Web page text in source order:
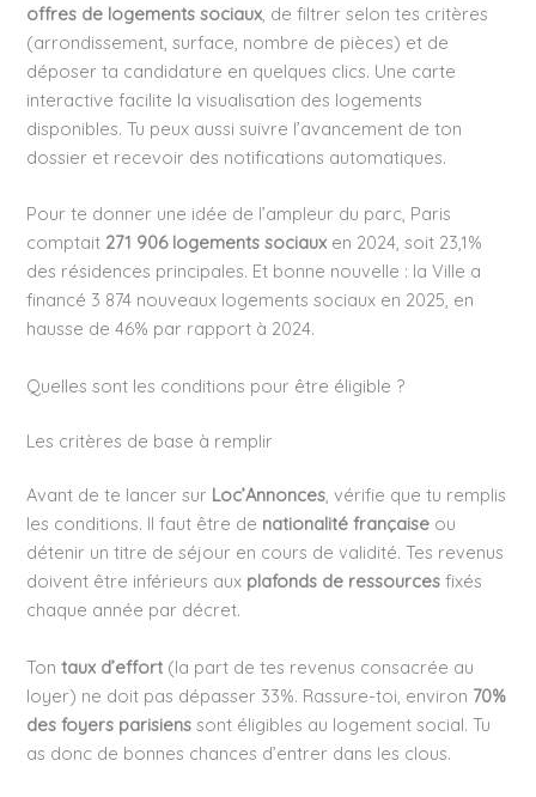
offres de logements sociaux, de filtrer selon tes critères
(arrondissement, surface, nombre de pièces) et de
déposer ta candidature en quelques clics. Une carte
interactive facilite la visualisation des logements
disponibles. Tu peux aussi suivre l’avancement de ton
dossier et recevoir des notifications automatiques.
Pour te donner une idée de l’ampleur du parc, Paris
comptait 271 906 logements sociaux en 2024, soit 23,1%
des résidences principales. Et bonne nouvelle : la Ville a
financé 3 874 nouveaux logements sociaux en 2025, en
hausse de 46% par rapport à 2024.
Quelles sont les conditions pour être éligible ?
Les critères de base à remplir
Avant de te lancer sur Loc’Annonces, vérifie que tu remplis
les conditions. Il faut être de nationalité française ou
détenir un titre de séjour en cours de validité. Tes revenus
doivent être inférieurs aux plafonds de ressources fixés
chaque année par décret.
Tontaux d’effort (la part de tes revenus consacrée au
loyer) ne doit pas dépasser 33%. Rassure-toi, environ 70%
des foyers parisiens sont éligibles au logement social. Tu
as donc de bonnes chances d’entrer dans les clous.